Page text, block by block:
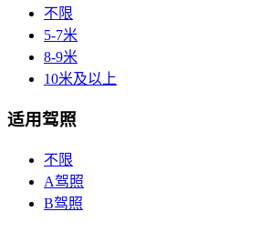
不限
5-7米
8-9米
10米及以上
适用驾照
不限
A驾照
B驾照